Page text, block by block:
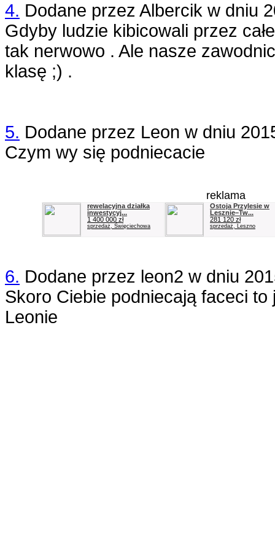
4. Dodane przez Albercik w dniu
Gdyby ludzie kibicowali przez
tak nerwowo . Ale nasze
klasę ;) .
5. Dodane przez Leon w dniu
Czym wy się podniecacie
reklama
rewelacyjna działka
inwestycyj...
1 400 000 zł
sprzedaż, Święciechowa
Ostoja Przylesie w
Lesznie–Tw...
281 120 zł
sprzedaż, Leszno
6. Dodane przez leon2 w dniu
Skoro Ciebie podniecają faceci to
Leonie